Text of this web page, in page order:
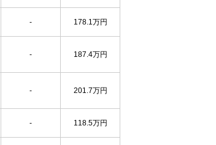
- 178.1万円
- 187.4万円
- 201.7万円
- 118.5万円